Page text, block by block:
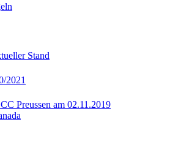
Stand
2021
Preussen am 02.11.2019